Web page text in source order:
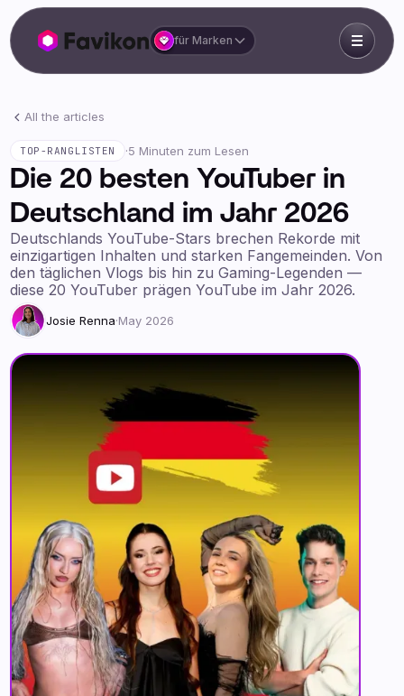
für Marken
All the articles
TOP-RANGLISTEN ·5 Minuten zum Lesen
Die 20 besten YouTuber in
Deutschland im Jahr 2026
Deutschlands YouTube-Stars brechen Rekorde mit
einzigartigen Inhalten und starken Fangemeinden. Von
den täglichen Vlogs bis hin zu Gaming-Legenden —
diese 20 YouTuber prägen YouTube im Jahr 2026.
Josie Renna·May 2026